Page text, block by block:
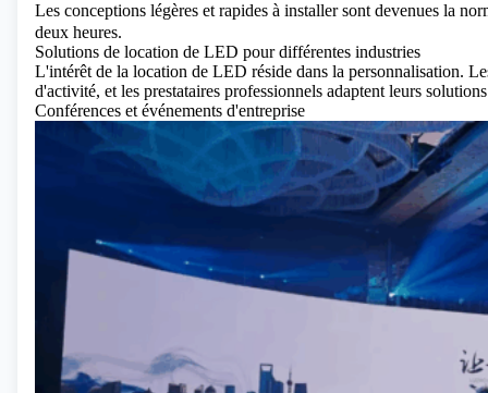
Les conceptions légères et rapides à installer sont devenues la
deux heures.
Solutions de location de LED pour différentes industries
L'intérêt de la location de LED réside dans la personnalisation.
d'activité, et les prestataires professionnels adaptent leurs
Conférences et événements d'entreprise